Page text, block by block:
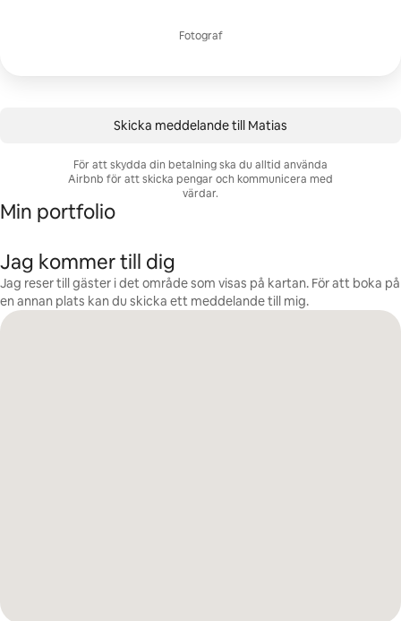
Fotograf
Skicka meddelande till Matias
För att skydda din betalning ska du alltid använda
Airbnb för att skicka pengar och kommunicera med
värdar.
Min portfolio
Jag kommer till dig
Jag reser till gäster i det område som visas på kartan. För att boka på
en annan plats kan du skicka ett meddelande till mig.